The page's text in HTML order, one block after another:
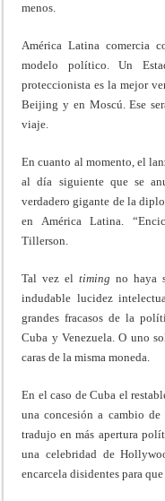
menos.
América Latina comercia
modelo político. Un
proteccionista es la mejor
Beijing y en Moscú. Ese
viaje.
En cuanto al momento, el
al día siguiente que se
verdadero gigante de la
en América Latina.
Tillerson.
Tal vez el timing no haya
indudable lucidez
grandes fracasos de la
Cuba y Venezuela. O uno
caras de la misma moneda.
En el caso de Cuba el
una concesión a cambio
tradujo en más apertura
una celebridad de
encarcela disidentes para